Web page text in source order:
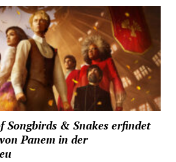
Songbirds & Snakes erfindet
Panem in der